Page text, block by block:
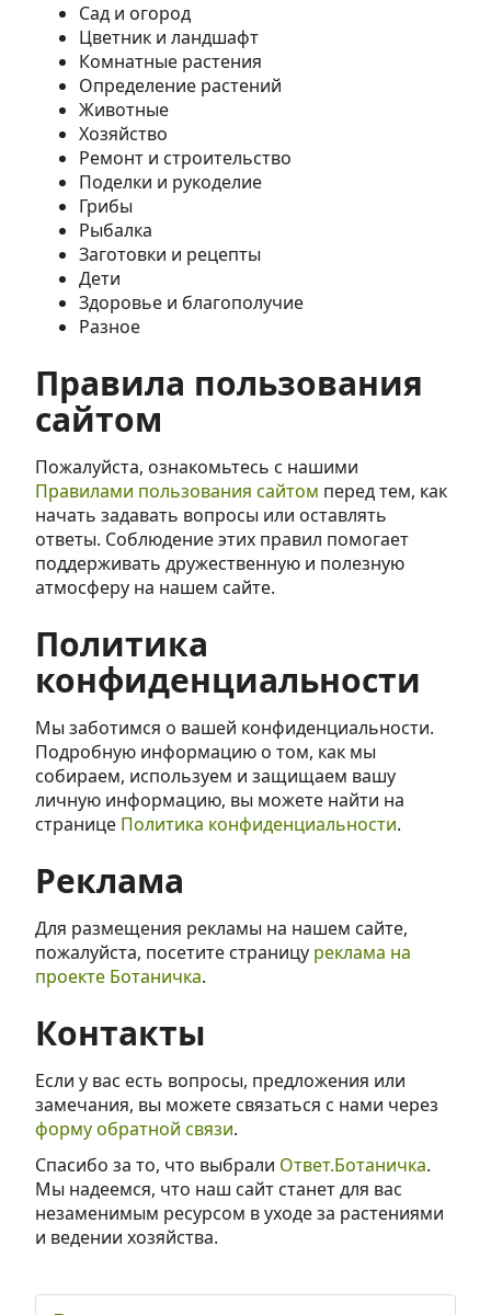
Сад и огород
Цветник и ландшафт
Комнатные растения
Определение растений
Животные
Хозяйство
Ремонт и строительство
Поделки и рукоделие
Грибы
Рыбалка
Заготовки и рецепты
Дети
Здоровье и благополучие
Разное
Правила пользования
сайтом
Пожалуйста, ознакомьтесь с нашими
Правилами пользования сайтом перед тем, как
начать задавать вопросы или оставлять
ответы. Соблюдение этих правил помогает
поддерживать дружественную и полезную
атмосферу на нашем сайте.
Политика
конфиденциальности
Мы заботимся о вашей конфиденциальности.
Подробную информацию о том, как мы
собираем, используем и защищаем вашу
личную информацию, вы можете найти на
странице Политика конфиденциальности.
Реклама
Для размещения рекламы на нашем сайте,
пожалуйста, посетите страницу реклама на
проекте Ботаничка.
Контакты
Если у вас есть вопросы, предложения или
замечания, вы можете связаться с нами через
форму обратной связи.
Спасибо за то, что выбрали Ответ.Ботаничка.
Мы надеемся, что наш сайт станет для вас
незаменимым ресурсом в уходе за растениями
и ведении хозяйства.